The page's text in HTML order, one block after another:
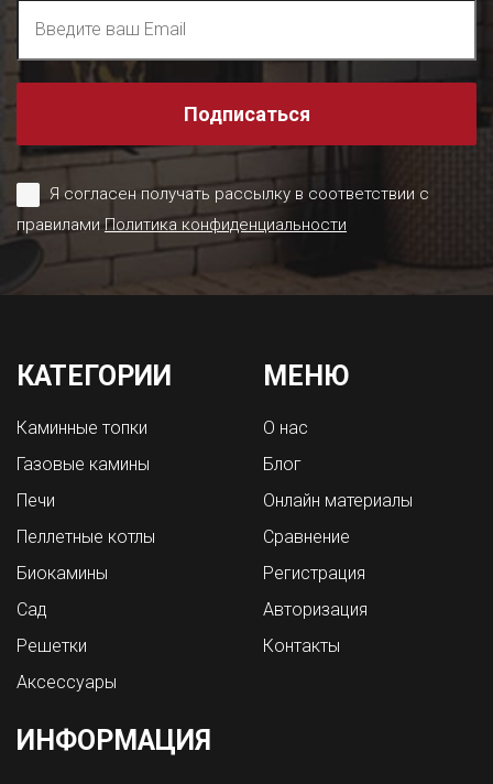
Подписаться
Я согласен получать рассылку в соответствии с
правиламиПолитика конфиденциальности
КАТЕГОРИИ
Каминные топки
Газовые камины
Печи
Пеллетные котлы
Биокамины
Сад
Решетки
Аксессуары
МЕНЮ
О нас
Блог
Онлайн материалы
Сравнение
Регистрация
Авторизация
Контакты
ИНФОРМАЦИЯ